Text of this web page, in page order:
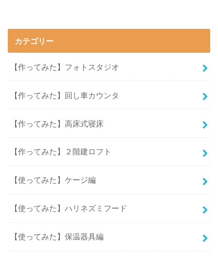
カテゴリー
【作ってみた】フォトスタジオ
【作ってみた】回し車カウンタ
【作ってみた】高床式寝床
【作ってみた】２階建ロフト
【使ってみた】ケージ編
【使ってみた】ハリネズミフード
【使ってみた】保温器具編